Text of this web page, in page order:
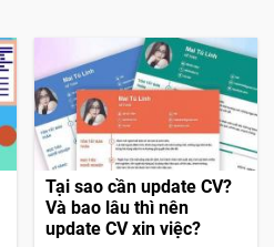
Tại sao cần update CV?
Và bao lâu thì nên
update CV xin việc?